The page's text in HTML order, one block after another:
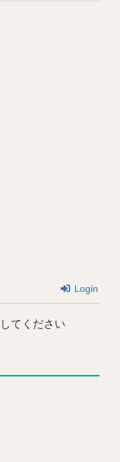
Login
てください